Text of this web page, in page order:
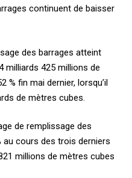
continuent de baisser
des barrages atteint
milliards 425 millions de
% fin mai dernier, lorsqu’il
de mètres cubes.
de remplissage des
au cours des trois derniers
millions de mètres cubes